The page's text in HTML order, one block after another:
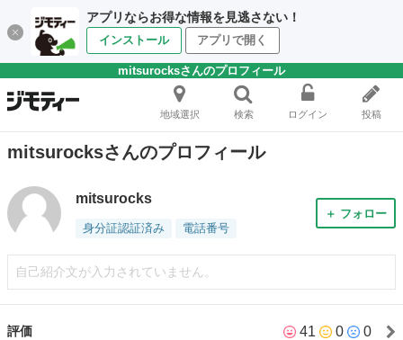
アプリならお得な情報を見逃さない！
インストール アプリで開く
mitsurocksさんのプロフィール
地域選択 検索 ログイン 投稿
mitsurocksさんのプロフィール
mitsurocks
身分証認証済み 電話番号
＋ フォロー
自己紹介文が入力されていません。
評価 41 0 0